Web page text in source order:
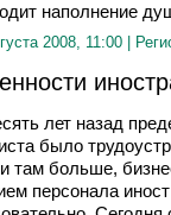
наполнение
2008, 11:00 |
лет назад
было
там больше,
персонала